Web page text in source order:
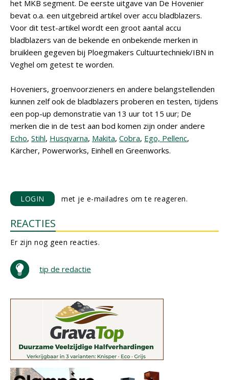
het MKB segment. De eerste uitgave van De Hovenier
bevat o.a. een uitgebreid artikel over accu bladblazers.
Voor dit test-artikel wordt een groot aantal accu
bladblazers van de bekende en onbekende merken in
bruikleen gegeven bij Ploegmakers Cultuurtechniek/IBN in
Veghel om getest te worden.
Hoveniers, groenvoorzieners en andere belangstellenden
kunnen zelf ook de bladblazers proberen en testen, tijdens
een pop-up demonstratie van 13 uur tot 15 uur; De
merken die in de test aan bod komen zijn onder andere
Echo, Stihl, Husqvarna, Makita, Cobra, Ego, Pellenc,
Kärcher, Powerworks, Einhell en Greenworks.
LOGIN met je e-mailadres om te reageren.
REACTIES
Er zijn nog geen reacties.
tip de redactie